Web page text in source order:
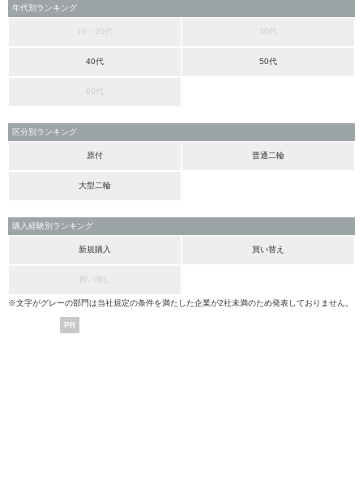
年代別ランキング
10・20代 30代
40代 50代
60代
区分別ランキング
原付 普通二輪
大型二輪
購入経験別ランキング
新規購入 買い替え
買い増し
※文字がグレーの部門は当社規定の条件を満たした企業が2社未満のため発表しておりません。
PR